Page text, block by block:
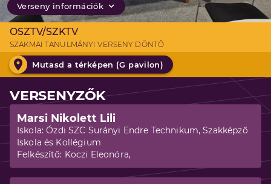
Verseny információk
OSZTV/SZKTV
SZAKMAI TANULMÁNYI VERSENY DÖNTŐ
Mutasd a térképen (G pavilon)
VERSENYZŐK
Marsi Nikolett Lili
Iskola:Ózdi SZC Surányi Endre Technikum, Szakképző
Iskola és Kollégium
Felkészítő: Koczi Eleonóra,